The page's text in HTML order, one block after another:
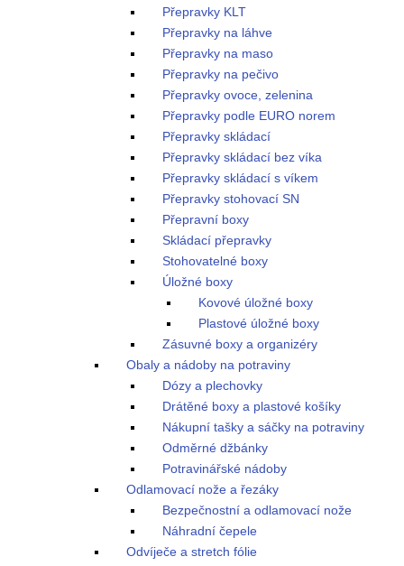
Přepravky KLT
Přepravky na láhve
Přepravky na maso
Přepravky na pečivo
Přepravky ovoce, zelenina
Přepravky podle EURO norem
Přepravky skládací
Přepravky skládací bez víka
Přepravky skládací s víkem
Přepravky stohovací SN
Přepravní boxy
Skládací přepravky
Stohovatelné boxy
Úložné boxy
Kovové úložné boxy
Plastové úložné boxy
Zásuvné boxy a organizéry
Obaly a nádoby na potraviny
Dózy a plechovky
Drátěné boxy a plastové košíky
Nákupní tašky a sáčky na potraviny
Odměrné džbánky
Potravinářské nádoby
Odlamovací nože a řezáky
Bezpečnostní a odlamovací nože
Náhradní čepele
Odvíječe a stretch fólie